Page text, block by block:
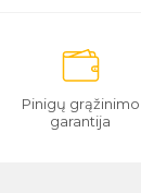
Pinigų grąžinimo
garantija